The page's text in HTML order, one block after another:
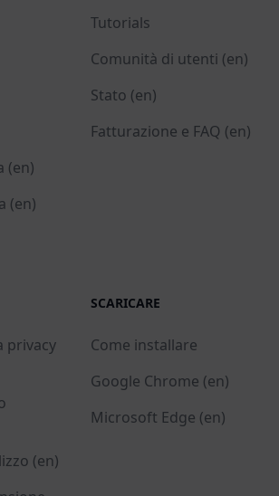
(en)
(en)
Tutorials
Comunità di utenti (en)
Stato (en)
Fatturazione e FAQ (en)
privacy
(en)
SCARICARE
Come installare
Google Chrome (en)
Microsoft Edge (en)